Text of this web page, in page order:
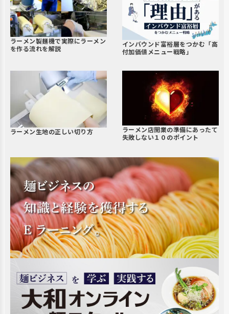
ラーメン製麺機で実際にラーメン
を作る流れを解説
インバウンド富裕層をつかむ「高
付加価値メニュー戦略」
ラーメン生地の正しい切り方
ラーメン店開業の準備にあったて
失敗しない１０のポイント